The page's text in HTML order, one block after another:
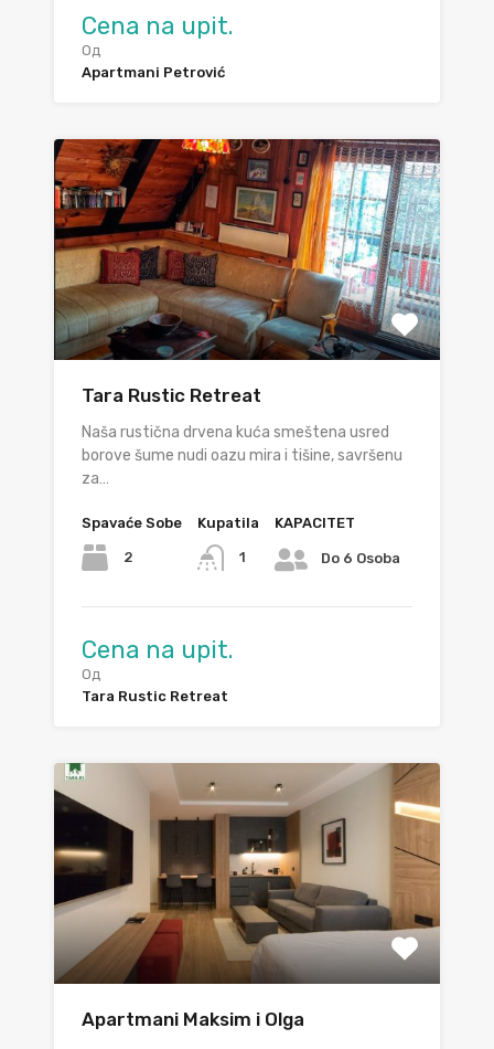
Cena na upit.
Од
Apartmani Petrović
Tara Rustic Retreat
Naša rustična drvena kuća smeštena usred
borove šume nudi oazu mira i tišine, savršenu
za…
Spavaće Sobe
2
Kupatila
1
KAPACITET
Do 6 Osoba
Cena na upit.
Од
Tara Rustic Retreat
Apartmani Maksim i Olga